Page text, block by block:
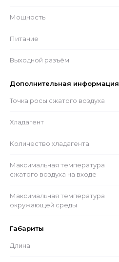
Мощность
Питание
Выходной разъём
Дополнительная информация
Точка росы сжатого воздуха
Хладагент
Количество хладагента
Максимальная температура
сжатого воздуха на входе
Максимальная температура
окружающей среды
Габариты
Длина